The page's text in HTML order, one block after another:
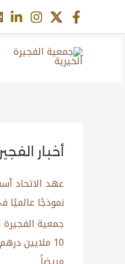
أخبار
عهد الاتحاد
نموذجًا عالميًا
جمعية الفجيرة